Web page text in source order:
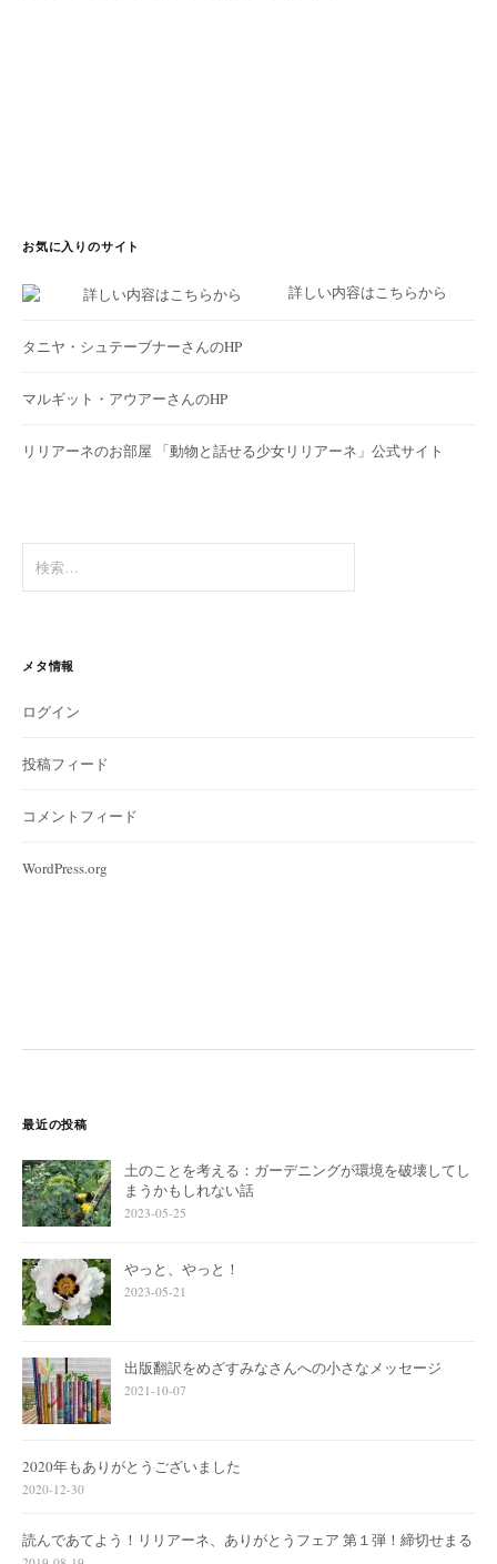
お気に入りのサイト
詳しい内容はこちらから
タニヤ・シュテーブナーさんのHP
マルギット・アウアーさんのHP
リリアーネのお部屋 「動物と話せる少女リリアーネ」公式サイト
索:
メタ情報
ログイン
投稿フィード
コメントフィード
WordPress.org
最近の投稿
土のことを考える：ガーデニングが環境を破壊してし
まうかもしれない話
2023-05-25
やっと、やっと！
2023-05-21
出版翻訳をめざすみなさんへの小さなメッセージ
2021-10-07
2020年もありがとうございました
2020-12-30
読んであてよう！リリアーネ、ありがとうフェア 第１弾！締切せまる